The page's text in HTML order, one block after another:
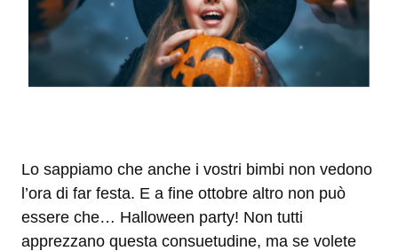
Lo sappiamo che anche i vostri bimbi non vedono
l’ora di far festa. E a fine ottobre altro non può
essere che… Halloween party! Non tutti
apprezzano questa consuetudine, ma se volete